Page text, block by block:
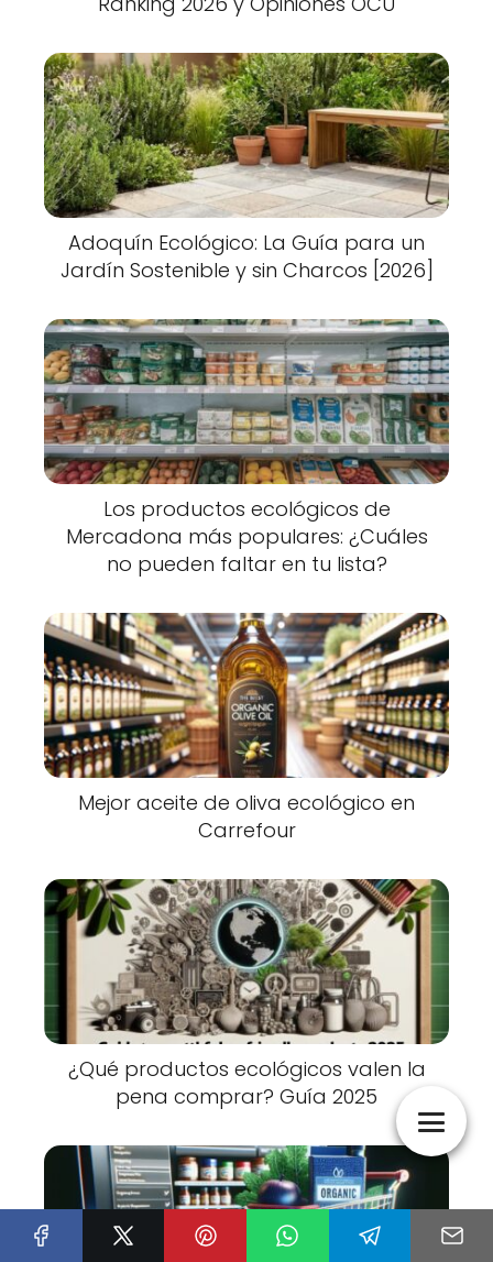
Adoquín Ecológico: La Guía para un
Jardín Sostenible y sin Charcos [2026]
Los productos ecológicos de
Mercadona más populares: ¿Cuáles
no pueden faltar en tu lista?
Mejor aceite de oliva ecológico en
Carrefour
¿Qué productos ecológicos valen la
pena comprar? Guía 2025